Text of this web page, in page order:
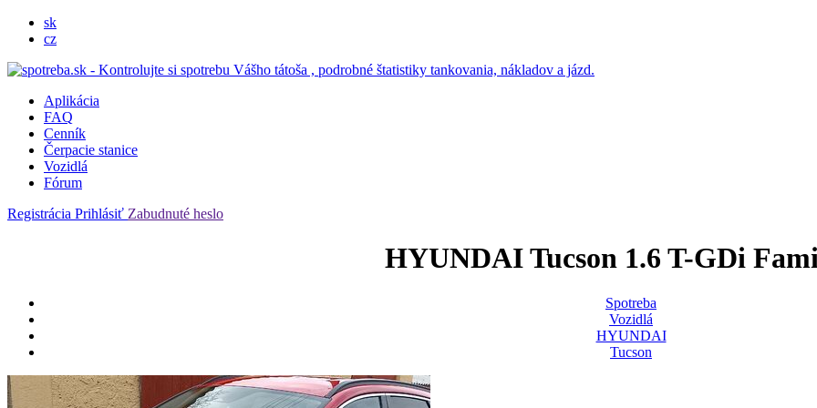
sk
cz
Aplikácia
FAQ
Cenník
Čerpacie stanice
Vozidlá
Fórum
Registrácia Prihlásiť Zabudnuté heslo
HYUNDAI Tucson 1.6 T-GDi
Spotreba
Vozidlá
HYUNDAI
Tucson